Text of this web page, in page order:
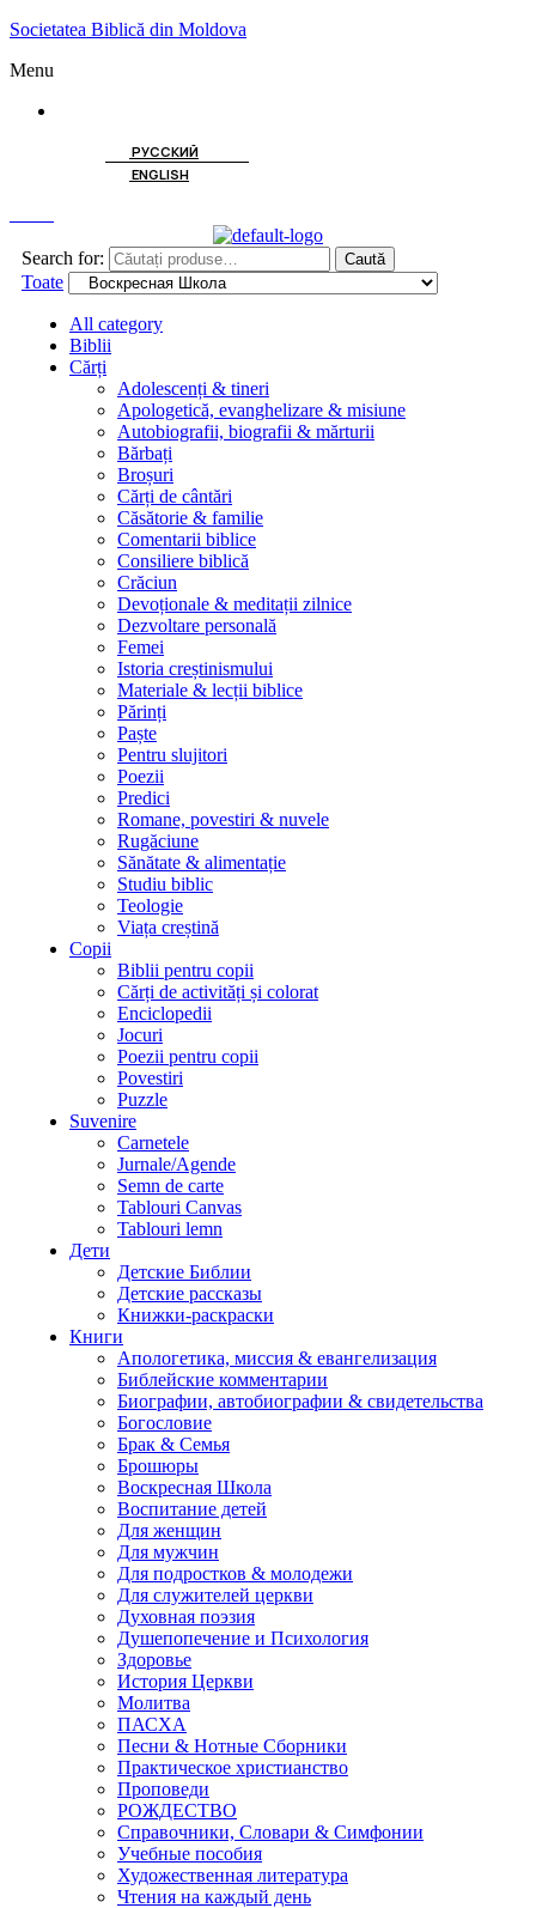
Societatea Biblică din Moldova
Menu
РУССКИЙ
ENGLISH
Search for: Caută
Toate
All category
Biblii
Cărți
Adolescenți & tineri
Apologetică, evanghelizare & misiune
Autobiografii, biografii & mărturii
Bărbați
Broșuri
Cărți de cântări
Căsătorie & familie
Comentarii biblice
Consiliere biblică
Crăciun
Devoționale & meditații zilnice
Dezvoltare personală
Femei
Istoria creștinismului
Materiale & lecții biblice
Părinți
Paște
Pentru slujitori
Poezii
Predici
Romane, povestiri & nuvele
Rugăciune
Sănătate & alimentație
Studiu biblic
Teologie
Viața creștină
Copii
Biblii pentru copii
Cărți de activități și colorat
Enciclopedii
Jocuri
Poezii pentru copii
Povestiri
Puzzle
Suvenire
Carnetele
Jurnale/Agende
Semn de carte
Tablouri Canvas
Tablouri lemn
Дети
Детские Библии
Детские рассказы
Книжки-раскраски
Книги
Апологетика, миссия & евангелизация
Библейские комментарии
Биографии, автобиографии & свидетельства
Богословие
Брак & Семья
Брошюры
Воскресная Школа
Воспитание детей
Для женщин
Для мужчин
Для подростков & молодежи
Для служителей церкви
Духовная поэзия
Душепопечение и Психология
Здоровье
История Церкви
Молитва
ПАСХА
Песни & Нотные Сборники
Практическое христианство
Проповеди
РОЖДЕСТВО
Справочники, Словари & Симфонии
Учебные пособия
Художественная литература
Чтения на каждый день